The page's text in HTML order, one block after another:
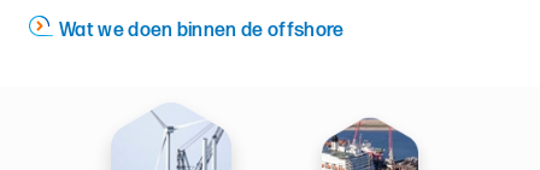
Wat we doen binnen de offshore